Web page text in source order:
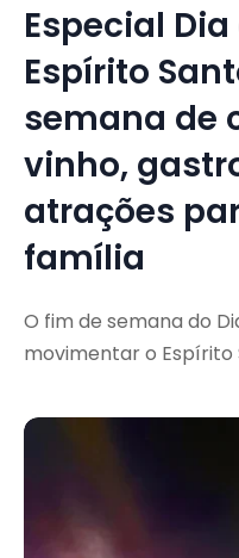
Especial
Espírito
semana de
vinho,
atrações
família
O fim de semana do
movimentar o Espírito